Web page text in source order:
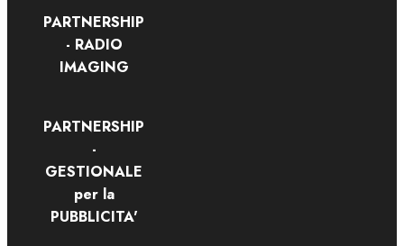
PARTNERSHIP
- RADIO
IMAGING
PARTNERSHIP
-
GESTIONALE
per la
PUBBLICITA'